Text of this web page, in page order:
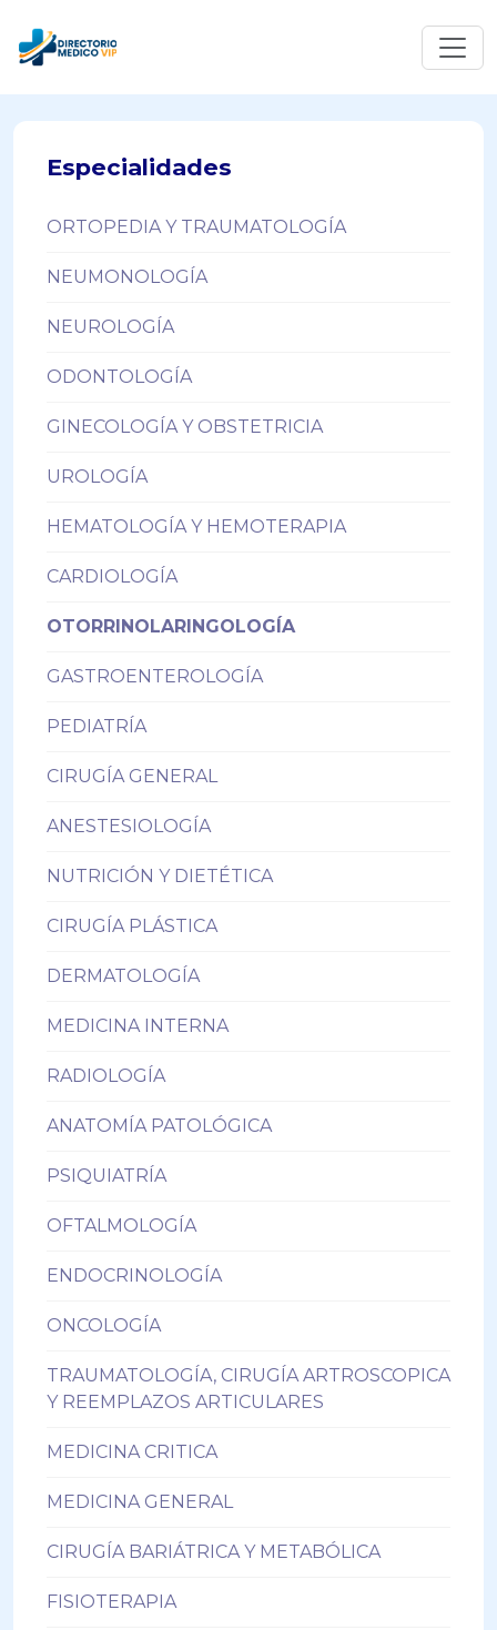
Especialidades
ORTOPEDIA Y TRAUMATOLOGÍA
NEUMONOLOGÍA
NEUROLOGÍA
ODONTOLOGÍA
GINECOLOGÍA Y OBSTETRICIA
UROLOGÍA
HEMATOLOGÍA Y HEMOTERAPIA
CARDIOLOGÍA
OTORRINOLARINGOLOGÍA
GASTROENTEROLOGÍA
PEDIATRÍA
CIRUGÍA GENERAL
ANESTESIOLOGÍA
NUTRICIÓN Y DIETÉTICA
CIRUGÍA PLÁSTICA
DERMATOLOGÍA
MEDICINA INTERNA
RADIOLOGÍA
ANATOMÍA PATOLÓGICA
PSIQUIATRÍA
OFTALMOLOGÍA
ENDOCRINOLOGÍA
ONCOLOGÍA
TRAUMATOLOGÍA, CIRUGÍA ARTROSCOPICA
Y REEMPLAZOS ARTICULARES
MEDICINA CRITICA
MEDICINA GENERAL
CIRUGÍA BARIÁTRICA Y METABÓLICA
FISIOTERAPIA